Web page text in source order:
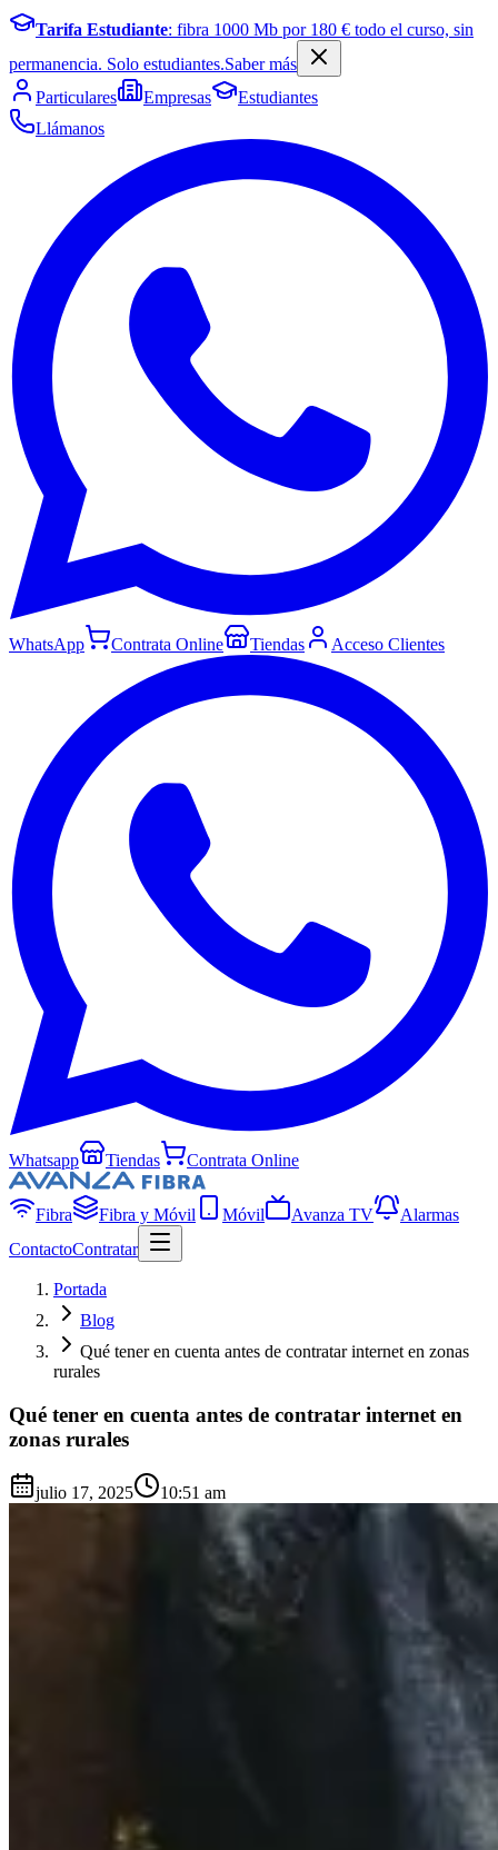
Tarifa Estudiante: fibra 1000 Mb por 180 € todo el curso, sin
permanencia. Solo estudiantes.Saber más
Particulares
Empresas
Estudiantes
Llámanos
WhatsApp Contrata Online Tiendas Acceso Clientes
Whatsapp Tiendas Contrata Online
Fibra Fibra y Móvil Móvil Avanza TV
Alarmas
ContactoContratar
Portada
Blog
Qué tener en cuenta antes de contratar internet en zonas
rurales
Qué tener en cuenta antes de contratar internet en
zonas rurales
julio 17, 2025 10:51 am